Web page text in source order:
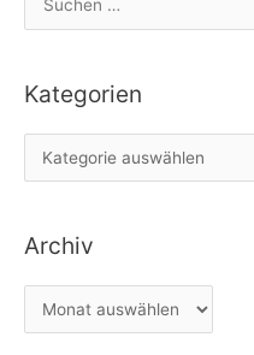
u
h
c
h
Kategorien
a
e
Archiv
r